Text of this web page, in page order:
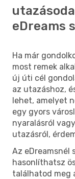
eDreams
Ha már
most remek
új úti cél
az utazáshoz,
lehet, amelyet
egy gyors
nyaralásról
utazásról,
Az eDreamsnél
hasonlíthatsz
találhatod meg